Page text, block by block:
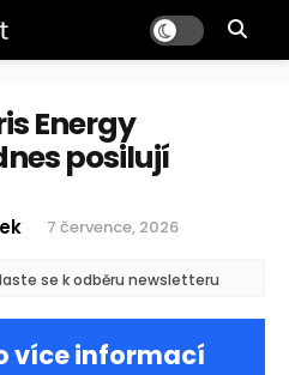
Energy
posilují
7 července, 2026
se k odběru newsletteru
více informací